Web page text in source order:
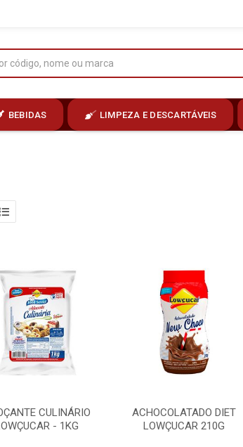
BEBIDAS LIMPEZA E DESCARTÁVEIS
CULINÁRIO
- 1KG
ACHOCOLATADO DIET
LOWÇUCAR 210G